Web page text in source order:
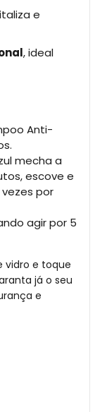
e
, ideal
Anti-
mecha a
escove e
vezes por
agir por 5
vidro e toque
já o seu
e